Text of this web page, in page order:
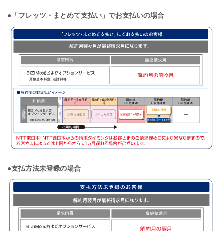
●「フレッツ・まとめて支払い」でお支払いの場合
●支払方法未登録の場合